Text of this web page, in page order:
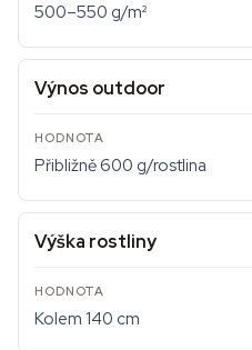
500–550 g/m²
Výnos outdoor
Přibližně 600 g/rostlina
Výška rostliny
Kolem 140 cm